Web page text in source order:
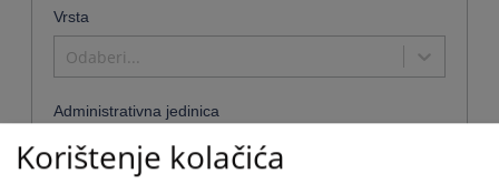
Vrsta
Odaberi...
Administrativna jedinica
Odaberi...
Korištenje kolačića